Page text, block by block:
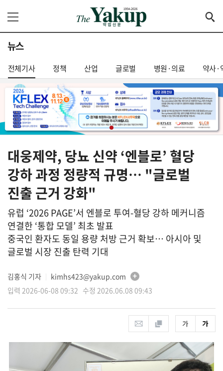
뉴스
전체기사 정책 산업 글로벌 병원·의료 약사·
대웅제약, 당뇨 신약 ‘엔블로’ 혈당
강하 과정 정량적 규명… "글로벌
진출 근거 강화"
유럽 ‘2026 PAGE’서 엔블로 투여-혈당 강하 메커니즘
연결한 ‘통합 모델’ 최초 발표
중국인 환자도 동일 용량 처방 근거 확보… 아시아 및
글로벌 시장 진출 탄력 기대
김홍식 기자
kimhs423@yakup.com
입력 2026-06-08 09:32 수정 2026.06.08 09:43